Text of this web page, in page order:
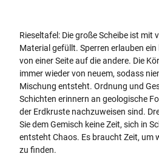
Rieseltafel: Die große Scheibe ist mit
Material gefüllt. Sperren erlauben
von einer Seite auf die andere. Die
immer wieder von neuem, sodass
Mischung entsteht. Ordnung und
Schichten erinnern an geologische
der Erdkruste nachzuweisen sind.
Sie dem Gemisch keine Zeit, sich in
entsteht Chaos. Es braucht Zeit, um
zu finden.